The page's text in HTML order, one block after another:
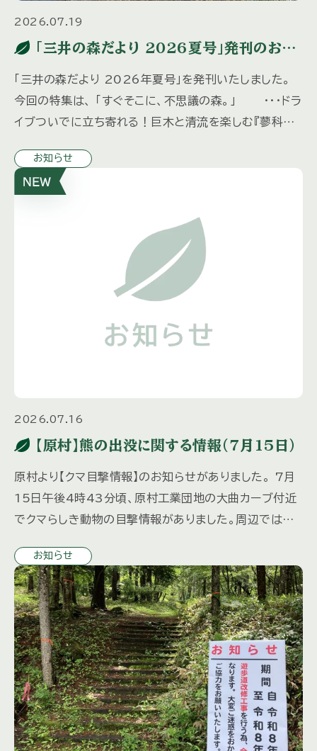
2026.07.19
「三井の森だより 2026夏号」発刊のお知
「三井の森だより 2026年夏号」を発刊いたしました。
今回の特集は、 「すぐそこに、不思議の森。」 ・・・ドラ
イブついでに立ち寄れる！巨木と清流を楽しむ『蓼科大
お知らせ
2026.07.16
【原村】熊の出没に関する情報（7月15日）
原村より【クマ目撃情報】のお知らせがありました。 7月
15日午後4時43分頃、原村工業団地の大曲カーブ付近
でクマらしき動物の目撃情報がありました。周辺ではク
皆さまは、徒 […]
お知らせ